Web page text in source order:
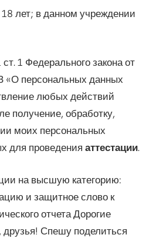
лет; в данном учреждении
1 Федерального закона от
«О персональных данных
любых действий
получение, обработку,
моих персональных
для проведенияаттестации.
на высшую категорию:
и защитное слово к
отчета Дорогие
Спешу поделиться